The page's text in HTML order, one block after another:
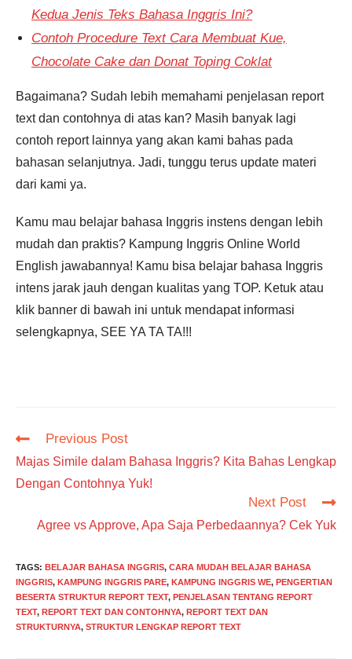
Kedua Jenis Teks Bahasa Inggris Ini?
Contoh Procedure Text Cara Membuat Kue,
Chocolate Cake dan Donat Toping Coklat
Bagaimana? Sudah lebih memahami penjelasan report
text dan contohnya di atas kan? Masih banyak lagi
contoh report lainnya yang akan kami bahas pada
bahasan selanjutnya. Jadi, tunggu terus update materi
dari kami ya.
Kamu mau belajar bahasa Inggris instens dengan lebih
mudah dan praktis? Kampung Inggris Online World
English jawabannya! Kamu bisa belajar bahasa Inggris
intens jarak jauh dengan kualitas yang TOP. Ketuk atau
klik banner di bawah ini untuk mendapat informasi
selengkapnya, SEE YA TA TA!!!
Read
articles
Previous Post
Majas Simile dalam Bahasa Inggris? Kita Bahas Lengkap
Dengan Contohnya Yuk!
Next Post
Agree vs Approve, Apa Saja Perbedaannya? Cek Yuk
TAGS: BELAJAR BAHASA INGGRIS, CARA MUDAH BELAJAR BAHASA
INGGRIS, KAMPUNG INGGRIS PARE, KAMPUNG INGGRIS WE, PENGERTIAN
BESERTA STRUKTUR REPORT TEXT, PENJELASAN TENTANG REPORT
TEXT, REPORT TEXT DAN CONTOHNYA, REPORT TEXT DAN
STRUKTURNYA, STRUKTUR LENGKAP REPORT TEXT